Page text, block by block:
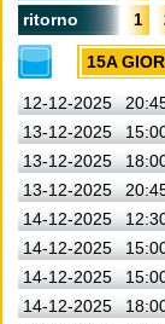
ritorno 1
15A
12-12-2025
13-12-2025
13-12-2025
13-12-2025
14-12-2025
14-12-2025
14-12-2025
14-12-2025